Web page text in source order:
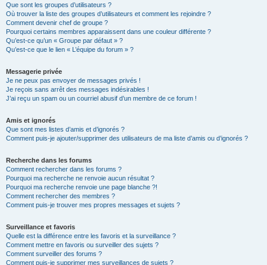
Que sont les groupes d’utilisateurs ?
Où trouver la liste des groupes d’utilisateurs et comment les rejoindre ?
Comment devenir chef de groupe ?
Pourquoi certains membres apparaissent dans une couleur différente ?
Qu’est-ce qu’un « Groupe par défaut » ?
Qu’est-ce que le lien « L’équipe du forum » ?
Messagerie privée
Je ne peux pas envoyer de messages privés !
Je reçois sans arrêt des messages indésirables !
J’ai reçu un spam ou un courriel abusif d’un membre de ce forum !
Amis et ignorés
Que sont mes listes d’amis et d’ignorés ?
Comment puis-je ajouter/supprimer des utilisateurs de ma liste d’amis ou d’ignorés ?
Recherche dans les forums
Comment rechercher dans les forums ?
Pourquoi ma recherche ne renvoie aucun résultat ?
Pourquoi ma recherche renvoie une page blanche ?!
Comment rechercher des membres ?
Comment puis-je trouver mes propres messages et sujets ?
Surveillance et favoris
Quelle est la différence entre les favoris et la surveillance ?
Comment mettre en favoris ou surveiller des sujets ?
Comment surveiller des forums ?
Comment puis-je supprimer mes surveillances de sujets ?